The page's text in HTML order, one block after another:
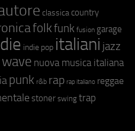
classica country
folkfunk fusion garage
indie pop italiani jazz
nuova musica italiana
punk r&b rap rap italiano reggae
stoner swing trap